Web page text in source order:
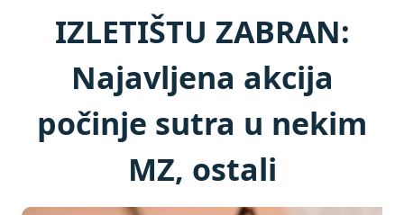
IZLETIŠTU ZABRAN:
Najavljena akcija
počinje sutra u nekim
MZ, ostali